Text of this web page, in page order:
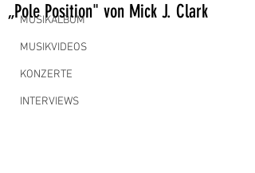
MUSIKALBUM
MUSIKVIDEOS
KONZERTE
INTERVIEWS
„Pole Position" von Mick J. Clark